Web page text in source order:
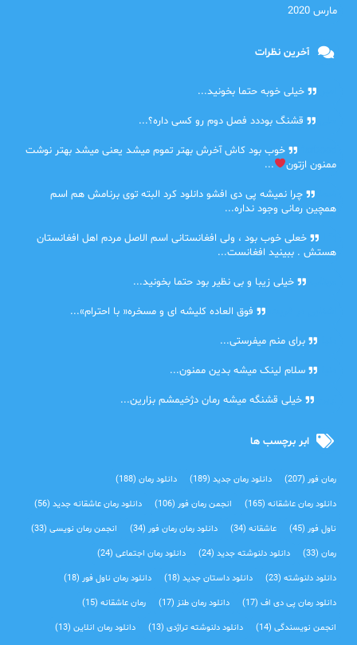
مارس 2020
آخرین نظرات
خیلی خوبه حتما بخونید...
قشنگ بوددد فصل دوم رو کسی داره؟...
خوب بود کاش آخرش بهتر تموم میشد یعنی میشد بهتر نوشت
ممنون ازتون
...
چرا نمیشه پی دی افشو دانلود کرد البته توی برنامش هم اسم
همچین رمانی وجود نداره...
خعلی خوب بود ، ولی افغانستانی اسم الاصل مردم اهل افغانستان
هستش . ببینید افغانست...
خیلی زیبا و بی نظیر بود حتما بخونید...
فوق العاده کلیشه ای و مسخره« با احترام»...
برای منم میفرستی...
سلام لینک میشه بدین ممنون...
خیلی قشنگه میشه رمان دژخیمشم بزارین...
ابر برچسب ها
رمان فور(207) دانلود رمان جدید(189) دانلود رمان(188)
دانلود رمان عاشقانه(165) انجمن رمان فور(106) دانلود رمان عاشقانه جدید(56)
ناول فور(45) عاشقانه(34) دانلود رمان رمان فور(34) انجمن رمان نویسی(33)
رمان(33) دانلود دلنوشته جدید(24) دانلود رمان اجتماعی‌(24)
دانلود دلنوشته(23) دانلود داستان جدید(18) دانلود رمان ناول فور(18)
دانلود رمان پی دی اف(17) دانلود رمان طنز(17) رمان عاشقانه(15)
انجمن نویسندگی(14) دانلود دلنوشته تراژدی‌(13) دانلود رمان انلاین(13)